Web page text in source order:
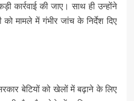
कार्रवाई की जाए। साथ ही उन्होंने
को मामले में गंभीर जांच के निर्देश दिए
बेटियों को खेलों में बढ़ाने के लिए